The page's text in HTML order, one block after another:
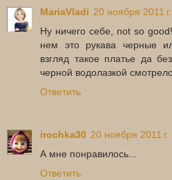
MariaVladi 20 ноября 2011
Ну ничего себе, not so
нем это рукава черные
взгляд такое платье да
черной водолазкой
Ответить
irochka30 20 ноября 2011
А мне понравилось...
Ответить